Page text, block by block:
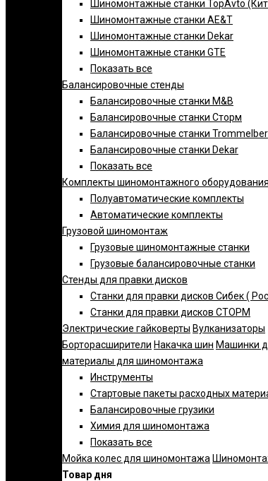
Шиномонтажные станки TopAvto
Шиномонтажные станки AE&T
Шиномонтажные станки Dekar
Шиномонтажные станки GTE
Показать все
Балансировочные стенды
Балансировочные станки M&B
Балансировочные станки Сторм
Балансировочные станки
Балансировочные станки Dekar
Показать все
Комплекты шиномонтажного оборудования
Полуавтоматические комплекты
Автоматические комплекты
Грузовой шиномонтаж
Грузовые шиномонтажные станки
Грузовые балансировочные станки
Стенды для правки дисков
Cтанки для правки дисков Сибек (
Станки для правки дисков СТОРМ
Электрические гайковерты Вулканизаторы
Борторасширители Накачка шин Машинки
материалы для шиномонтажа
Инструменты
Стартовые пакеты расходных
Балансировочные грузики
Химия для шиномонтажа
Показать все
Мойка колес для шиномонтажа
Товар дня